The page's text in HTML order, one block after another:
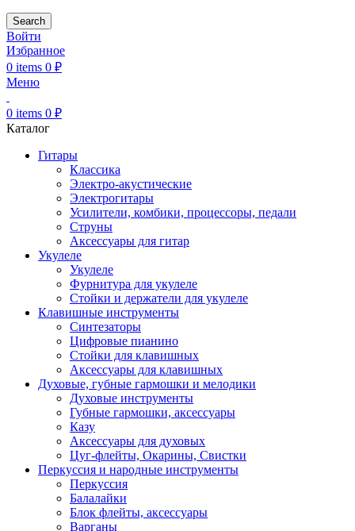
Search
Войти
Избранное
0 items 0 ₽
Меню
0 items 0 ₽
Каталог
Гитары
Классика
Электро-акустические
Электрогитары
Усилители, комбики, процессоры, педали
Струны
Аксессуары для гитар
Укулеле
Укулеле
Фурнитура для укулеле
Стойки и держатели для укулеле
Клавишные инструменты
Синтезаторы
Цифровые пианино
Стойки для клавишных
Аксессуары для клавишных
Духовые, губные гармошки и мелодики
Духовые инструменты
Губные гармошки, аксессуары
Казу
Аксессуары для духовых
Цуг-флейты, Окарины, Свистки
Перкуссия и народные инструменты
Перкуссия
Балалайки
Блок флейты, аксессуары
Варганы